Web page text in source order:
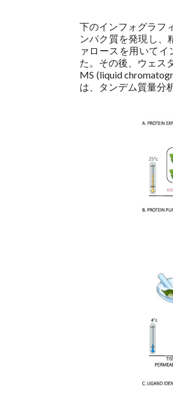
下のインフォグラフ
ンパク質を発現し、
ァロースを用いてイ
た。その後、ウェス
MS (liquid
は、タンデム質量分